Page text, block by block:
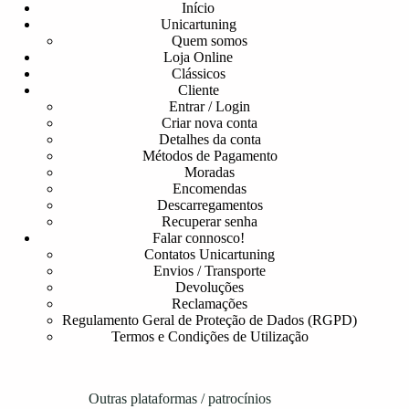
Início
Unicartuning
Quem somos
Loja Online
Clássicos
Cliente
Entrar / Login
Criar nova conta
Detalhes da conta
Métodos de Pagamento
Moradas
Encomendas
Descarregamentos
Recuperar senha
Falar connosco!
Contatos Unicartuning
Envios / Transporte
Devoluções
Reclamações
Regulamento Geral de Proteção de Dados (RGPD)
Termos e Condições de Utilização
Outras plataformas / patrocínios